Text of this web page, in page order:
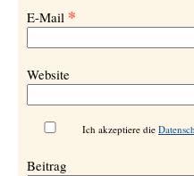
E-Mail *
Website
Ich akzeptiere die
Beitrag